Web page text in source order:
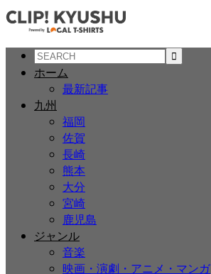
ホーム
最新記事
九州
福岡
佐賀
長崎
熊本
大分
宮崎
鹿児島
ジャンル
音楽
映画・演劇・アニメ・マンガ